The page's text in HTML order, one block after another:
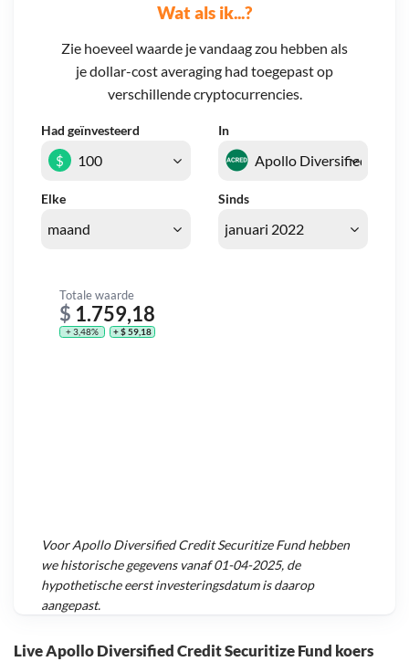
Live Apollo Diversified Credit Securitize Fund koers
Wat als ik...?
Zie hoeveel waarde je vandaag zou hebben als
je dollar-cost averaging had toegepast op
verschillende cryptocurrencies.
Had geïnvesteerd In
Elke Sinds
$
Totale waarde
$ 1.759,18
+ 3,48% + $ 59,18
VoorApollo Diversified Credit Securitize Fundhebben
we historische gegevens vanaf01-04-2025, de
hypothetische eerst investeringsdatum is daarop
aangepast.